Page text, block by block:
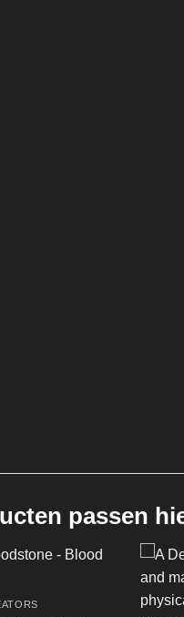
passen